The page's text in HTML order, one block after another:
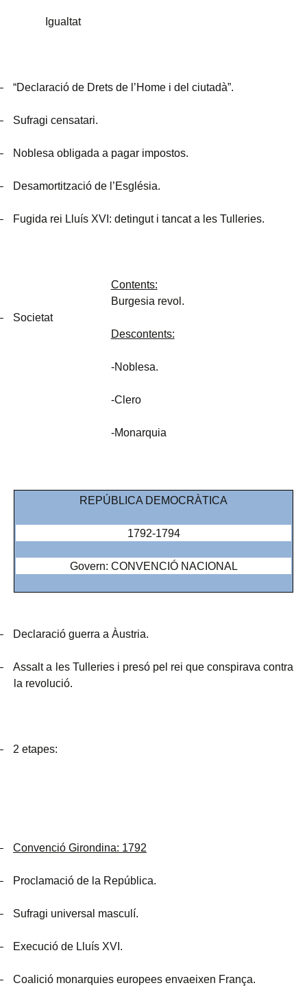
Igualtat
“Declaració de Drets de l’Home i del ciutadà”.
Sufragi censatari.
Noblesa obligada a pagar impostos.
Desamortització de l’Església.
Fugida rei Lluís XVI: detingut i tancat a les Tulleries.
Contents:
Burgesia revol.
Societat
Descontents:
-Noblesa.
-Clero
-Monarquia
REPÚBLICA DEMOCRÀTICA
1792-1794
Govern: CONVENCIÓ NACIONAL
Declaració guerra a Àustria.
Assalt a les Tulleries i presó pel rei que conspirava contra
la revolució.
2 etapes:
Convenció Girondina: 1792
Proclamació de la República.
Sufragi universal masculí.
Execució de Lluís XVI.
Coalició monarquies europees envaeixen França.